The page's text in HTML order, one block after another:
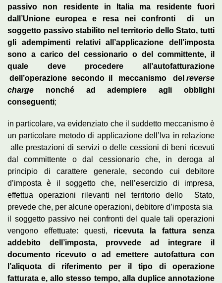
passivo non residente in Italia ma residente fuori
dall’Unione europea e resa nei confronti di un
soggetto passivo stabilito nel territorio dello Stato, tutti
gli adempimenti relativi all’applicazione dell’imposta
sono a carico del cessionario o del committente, il
quale deve procedere all’autofatturazione
dell’operazione secondo il meccanismo del reverse
charge nonché ad adempiere agli obblighi
conseguenti;
in particolare, va evidenziato che il suddetto meccanismo è
un particolare metodo di applicazione dell’Iva in relazione
alle prestazioni di servizi o delle cessioni di beni ricevuti
dal committente o dal cessionario che, in deroga al
principio di carattere generale, secondo cui debitore
d’imposta è il soggetto che, nell’esercizio di impresa,
effettua operazioni rilevanti nel territorio dello Stato,
prevede che, per alcune operazioni, debitore d’imposta sia
il soggetto passivo nei confronti del quale tali operazioni
vengono effettuate: questi, ricevuta la fattura senza
addebito dell’imposta, provvede ad integrare il
documento ricevuto o ad emettere autofattura con
l’aliquota di riferimento per il tipo di operazione
fatturata e, allo stesso tempo, alla duplice annotazione